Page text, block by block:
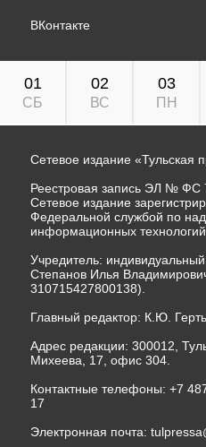
ВКонтакте
01
СБ
02
ВС
03
ПН
Сетевое издание «Тульская
Реестровая запись ЭЛ № ФС
Сетевое издание
Федеральной службой по
информационных
Учредитель:
Степанов Илья
310715427800138).
Главный редактор: К.Ю.
Адрес редакции: 300012,
Михеева, 17, офис 304.
Контактные телефоны: +7
17
Электронная почта: